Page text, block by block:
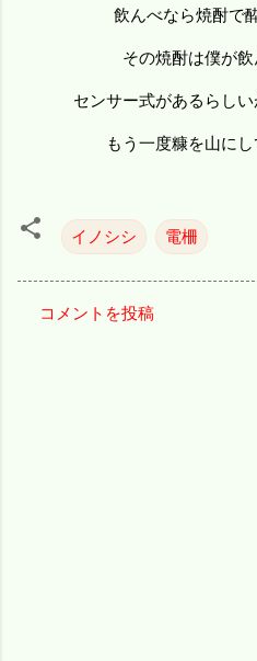
飲んべなら焼酎で
その焼酎は僕が飲
センサー式があるらしい
もう一度糠を山にし
イノシシ 電柵
コメントを投稿